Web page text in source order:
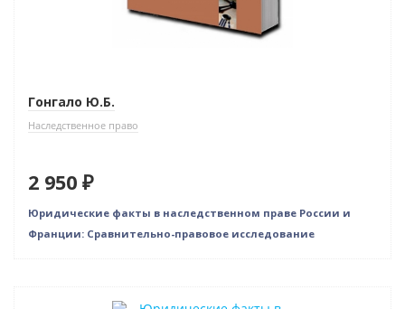
Гонгало Ю.Б.
Наследственное право
2 950 ₽
Юридические факты в наследственном праве России и
Франции: Сравнительно-правовое исследование